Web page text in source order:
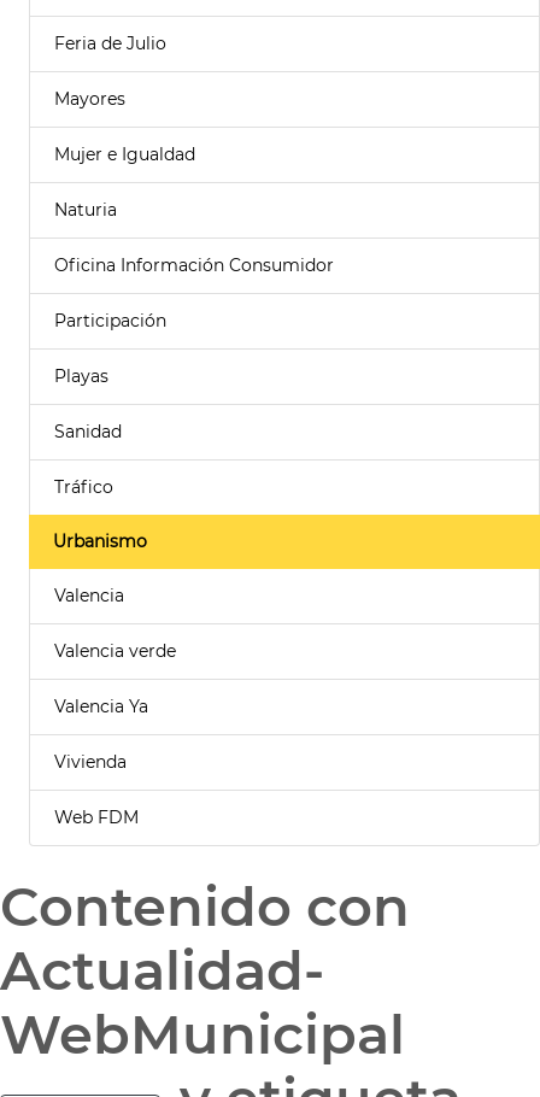
Feria de Julio
Mayores
Mujer e Igualdad
Naturia
Oficina Información Consumidor
Participación
Playas
Sanidad
Tráfico
Urbanismo
Valencia
Valencia verde
Valencia Ya
Vivienda
Web FDM
Contenido con
Actualidad-
WebMunicipal